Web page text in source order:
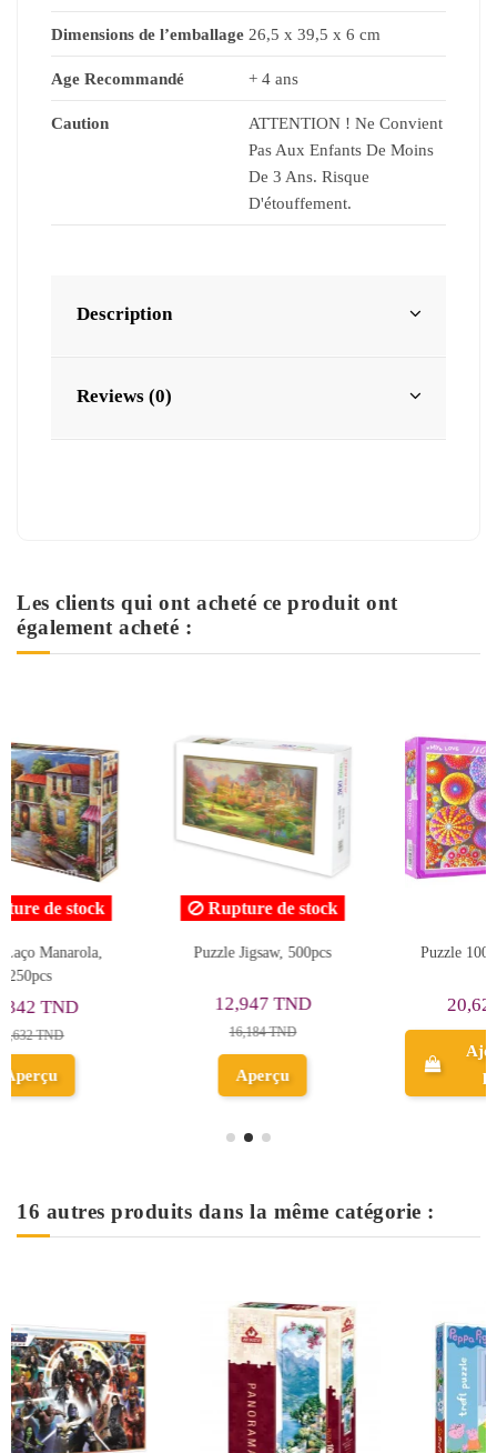
Dimensions de l’emballage 26,5 x 39,5 x 6 cm
Age Recommandé + 4 ans
Caution
ATTENTION ! Ne Convient
Pas Aux Enfants De Moins
De 3 Ans. Risque
D'étouffement.
Description
Reviews (0)
Les clients qui ont acheté ce produit ont
également acheté :
Puzzle 1000 pcs, Jigsaw
20,623 TND
Ajouter au
Puzzle 1000 pcs, Cube
39,372 TND
49,215 TND
Aperçu
16 autres produits dans la même catégorie :